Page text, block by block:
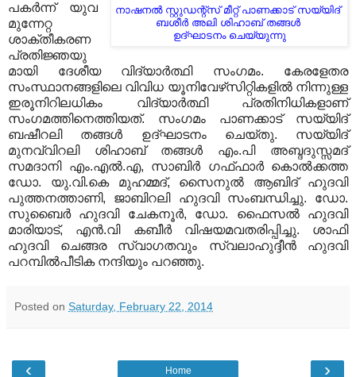
നാഷനല്‍ സ്റ്റുഡന്റ്‌സ്‌ മീറ്റ്‌ പാണക്കാട്‌ സയ്യിദ്‌
ബശീര്‍ അലി ശിഹാബ്‌ തങ്ങള്‍
ഉദ്‌ഘാടനം ചെയ്യുന്നു
പകര്‍ന്ന് യുവ
മുന്നേറ്റ
ശാക്തീകരണ
പ്രതിജ്ഞയു
മായി ദേശീയ വിദ്യാര്‍ത്ഥി സംഗമം. കേരളേതര
സംസ്ഥാനങ്ങളിലെ വിവിധ യൂനിവേഴ്‌സിറ്റികളില്‍ നിന്നുള്ള
ഇരൂനിറിലധികം വിദ്യാര്‍ത്ഥി പ്രതിനിധികളാണ്
സംഗമത്തിനെത്തിയത്. സംഗമം പാണക്കാട് സയ്യിദ്
ബഷീറലി തങ്ങള്‍ ഉദ്ഘാടനം ചെയ്തു. സയ്യിദ്
മുനവ്വിറലി ശിഹാബ് തങ്ങള്‍ എം.പി അബ്ദദുസ്സമദ്
സമദാനി എം.എല്‍.എ, സാബിര്‍ ഗഫ്ഫാര്‍ കൊല്‍ക്കത്ത
ഡോ. യു.വി.കെ മുഹമ്മദ്, സൈനുല്‍ ആബിദ് ഹുദവി
പുത്തനത്താണി, ജാബിറലി ഹുദവി സംബന്ധിച്ചു. ഡോ.
സുബൈര്‍ ഹുദവി ചേകനൂര്‍, ഡോ. ഫൈസല്‍ ഹുദവി
മാരിയാട്, എന്‍.വി കബീര്‍ വിഷയമവതരിപ്പിച്ചു. ശാഫി
ഹുദവി ചെങ്ങര സ്വാഗതവും സ്വലാഹുദ്ദീന്‍ ഹുദവി
പറമ്പില്‍പീടിക നന്ദിയും പറഞ്ഞു.
Posted on Saturday, February 22, 2014
‹ ›
Home